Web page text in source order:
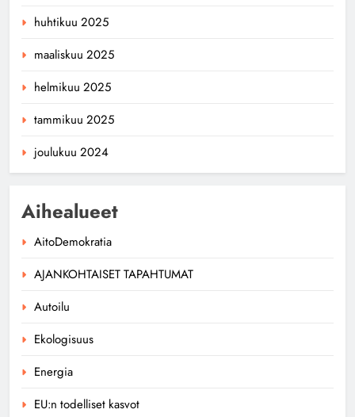
huhtikuu 2025
maaliskuu 2025
helmikuu 2025
tammikuu 2025
joulukuu 2024
Aihealueet
AitoDemokratia
AJANKOHTAISET TAPAHTUMAT
Autoilu
Ekologisuus
Energia
EU:n todelliset kasvot